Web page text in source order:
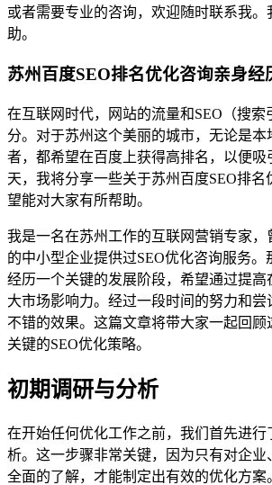
或者需要专业的咨询，欢迎随时联系我。
助。
苏州百度SEO排名优化咨询亲身经
在互联网时代，网站的流量和SEO（搜索
分。对于苏州这个美丽的城市，无论是本
者，都希望在百度上获得高排名，以便吸
天，我将分享一些关于苏州百度SEO排名
望能对大家有所帮助。
我是一名在苏州工作的互联网营销专家，
的中小型企业提供过SEO优化咨询服务。
经历一个关键的发展阶段，希望通过提高
大市场影响力。经过一段时间的努力和尝
不错的效果。这篇文章将带大家一起回
关键的SEO优化策略。
初期调研与分析
在开始任何优化工作之前，我们首先进行
析。这一步骤非常关键，因为只有对企业
全面的了解，才能制定出有效的优化方案